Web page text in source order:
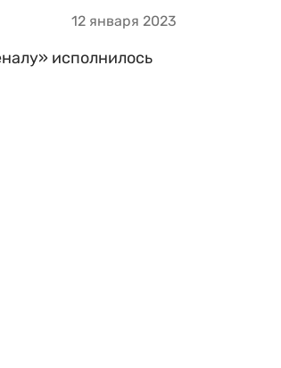
12 января 2023
исполнилось